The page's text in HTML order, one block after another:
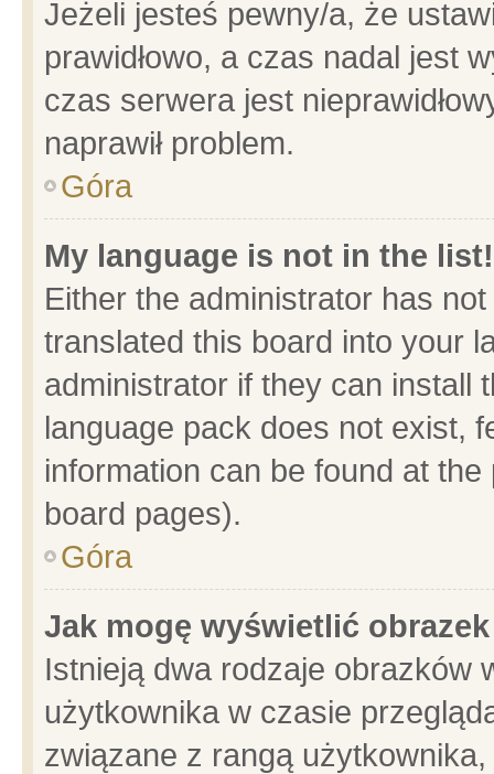
Jeżeli jesteś pewny/a, że
prawidłowo, a czas nadal jest
czas serwera jest
naprawił problem.
Góra
My language is not in the list!
Either the administrator has
translated this board into your
administrator if they can install
language pack does not exist,
information can be found at
board pages).
Góra
Jak mogę wyświetlić
Istnieją dwa rodzaje obrazków
użytkownika w czasie
związane z rangą